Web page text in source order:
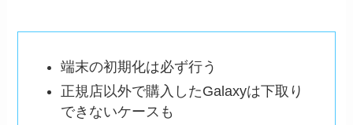
端末の初期化は必ず行う
正規店以外で購入したGalaxyは下取り
できないケースも